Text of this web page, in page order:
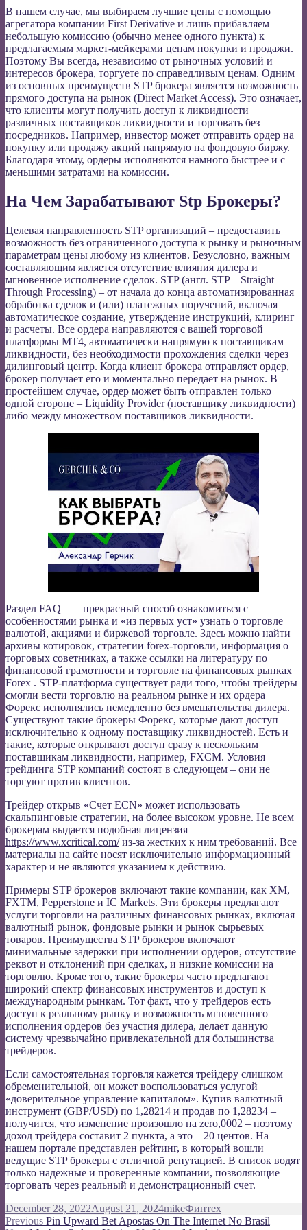
В нашем случае, мы выбираем лучшие цены с помощью
агрегатора компании First Derivative и лишь прибавляем
небольшую комиссию (обычно менее одного пункта) к
предлагаемым маркет-мейкерами ценам покупки и продажи.
Поэтому Вы всегда, независимо от рыночных условий и
интересов брокера, торгуете по справедливым ценам. Одним
из основных преимуществ STP брокера является возможность
прямого доступа на рынок (Direct Market Access). Это означает,
что клиенты могут получить доступ к ликвидности
различных поставщиков ликвидности и торговать без
посредников. Например, инвестор может отправить ордер на
покупку или продажу акций напрямую на фондовую биржу.
Благодаря этому, ордеры исполняются намного быстрее и с
меньшими затратами на комиссии.
На Чем Зарабатывают Stp Брокеры?
Целевая направленность STP организаций – предоставить
возможность без ограниченного доступа к рынку и рыночным
параметрам цены любому из клиентов. Безусловно, важным
составляющим является отсутствие влияния дилера и
мгновенное исполнение сделок. STP (англ. STP – Straight
Through Processing) – от начала до конца автоматизированная
обработка сделок и (или) платежных поручений, включая
автоматическое создание, утверждение инструкций, клиринг
и расчеты. Все ордера направляются с вашей торговой
платформы MT4, автоматически напрямую к поставщикам
ликвидности, без необходимости прохождения сделки через
дилинговый центр. Когда клиент брокера отправляет ордер,
брокер получает его и моментально передает на рынок. В
простейшем случае, ордер может быть отправлен только
одной стороне – Liquidity Provider (поставщику ликвидности)
либо между множеством поставщиков ликвидности.
Раздел FAQ — прекрасный способ ознакомиться с
особенностями рынка и «из первых уст» узнать о торговле
валютой, акциями и биржевой торговле. Здесь можно найти
архивы котировок, стратегии forex-торговли, информация о
торговых советниках, а также ссылки на литературу по
финансовой грамотности и торговле на финансовых рынках
Forex . STP-платформа существует ради того, чтобы трейдеры
смогли вести торговлю на реальном рынке и их ордера
Форекс исполнялись немедленно без вмешательства дилера.
Существуют такие брокеры Форекс, которые дают доступ
исключительно к одному поставщику ликвидностей. Есть и
такие, которые открывают доступ сразу к нескольким
поставщикам ликвидности, например, FXCM. Условия
трейдинга STP компаний состоят в следующем – они не
торгуют против клиентов.
Трейдер открыв «Счет ECN» может использовать
скальпинговые стратегии, на более высоком уровне. Не всем
брокерам выдается подобная лицензия
https://www.xcritical.com/из-за жестких к ним требований. Все
материалы на сайте носят исключительно информационный
характер и не являются указанием к действию.
Примеры STP брокеров включают такие компании, как XM,
FXTM, Pepperstone и IC Markets. Эти брокеры предлагают
услуги торговли на различных финансовых рынках, включая
валютный рынок, фондовые рынки и рынок сырьевых
товаров. Преимущества STP брокеров включают
минимальные задержки при исполнении ордеров, отсутствие
реквот и отклонений при сделках, и низкие комиссии на
торговлю. Кроме того, такие брокеры часто предлагают
широкий спектр финансовых инструментов и доступ к
международным рынкам. Тот факт, что у трейдеров есть
доступ к реальному рынку и возможность мгновенного
исполнения ордеров без участия дилера, делает данную
систему чрезвычайно привлекательной для большинства
трейдеров.
Если самостоятельная торговля кажется трейдеру слишком
обременительной, он может воспользоваться услугой
«доверительное управление капиталом». Купив валютный
инструмент (GBP/USD) по 1,28214 и продав по 1,28234 –
получится, что изменение произошло на zero,0002 – поэтому
доход трейдера составит 2 пункта, а это – 20 центов. На
нашем портале представлен рейтинг, в который вошли
ведущие STP брокеры с отличной репутацией. В список водят
только надежные и проверенные компании, позволяющие
торговать через реальный и демонстрационный счет.
Posted
on
December 28, 2022August 21, 2024Author
mikeCategories
Финтех
Post
Previous Previous
Pin Upward Bet Apostas On The Internet No Brasil